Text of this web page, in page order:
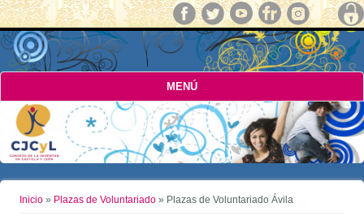
MENÚ
Usted está aquí
Inicio » Plazas de Voluntariado » Plazas de Voluntariado Ávila